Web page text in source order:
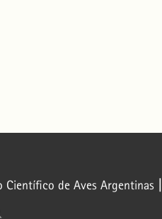
Científico de Aves Argentinas